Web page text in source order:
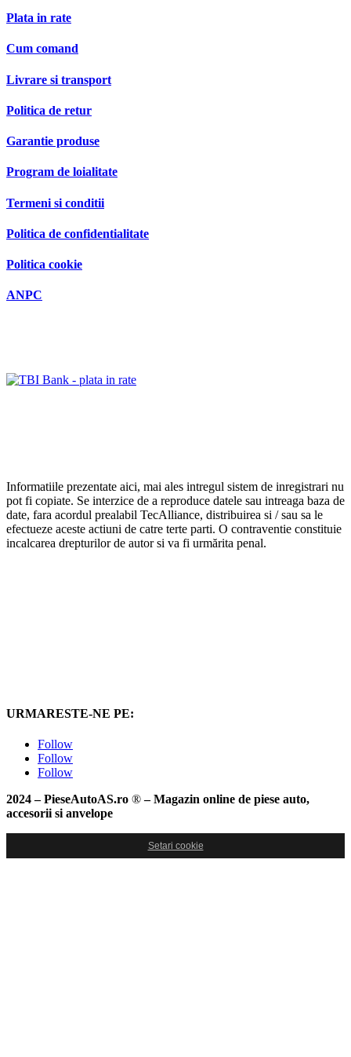
Plata in rate
Cum comand
Livrare si transport
Politica de retur
Garantie produse
Program de loialitate
Termeni si conditii
Politica de confidentialitate
Politica cookie
ANPC
Informatiile prezentate aici, mai ales intregul sistem de inregistrari nu
pot fi copiate. Se interzice de a reproduce datele sau intreaga baza de
date, fara acordul prealabil TecAlliance, distribuirea si / sau sa le
efectueze aceste actiuni de catre terte parti. O contraventie constituie
incalcarea drepturilor de autor si va fi urmărita penal.
URMARESTE-NE PE:
Follow
Follow
Follow
2024 – PieseAutoAS.ro ®– Magazin online de piese auto,
accesorii si anvelope
Setari cookie